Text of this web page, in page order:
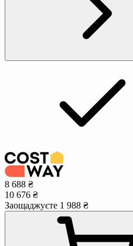
8 688 ₴
10 676 ₴
Заощаджуєте 1 988 ₴